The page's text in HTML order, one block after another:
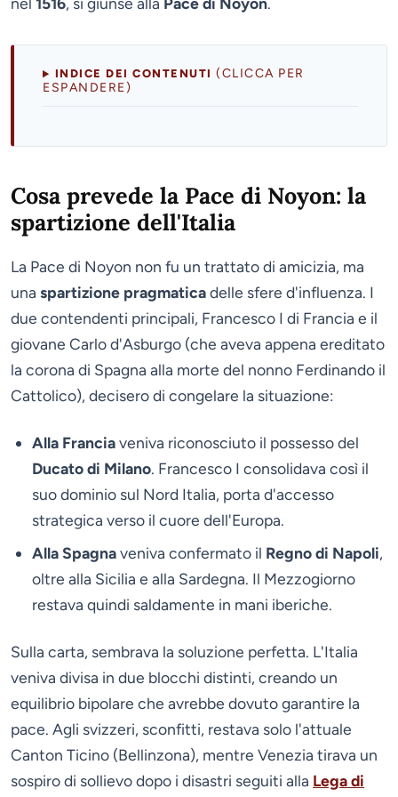
INDICE DEI CONTENUTI(CLICCA PER
ESPANDERE)
Cosa prevede la Pace di Noyon: la
spartizione dell'Italia
La Pace di Noyon non fu un trattato di amicizia, ma
una spartizione pragmaticadelle sfere d'influenza. I
due contendenti principali, Francesco I di Francia e il
giovane Carlo d'Asburgo (che aveva appena ereditato
la corona di Spagna alla morte del nonno Ferdinando il
Cattolico), decisero di congelare la situazione:
Alla Franciaveniva riconosciuto il possesso del
Ducato di Milano. Francesco I consolidava così il
suo dominio sul Nord Italia, porta d'accesso
strategica verso il cuore dell'Europa.
Alla Spagnaveniva confermato il Regno di Napoli,
oltre alla Sicilia e alla Sardegna. Il Mezzogiorno
restava quindi saldamente in mani iberiche.
Sulla carta, sembrava la soluzione perfetta. L'Italia
veniva divisa in due blocchi distinti, creando un
equilibrio bipolare che avrebbe dovuto garantire la
pace. Agli svizzeri, sconfitti, restava solo l'attuale
Canton Ticino (Bellinzona), mentre Venezia tirava un
sospiro di sollievo dopo i disastri seguiti alla Lega di